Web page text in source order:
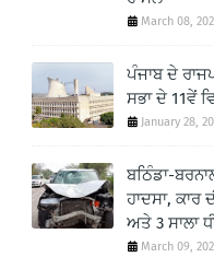
March 08,
ਪੰਜਾਬ ਦੇ
ਸਭਾ ਦੇ 11ਵੇਂ
January 28,
ਬਠਿੰਡਾ-
ਹਾਦਸਾ, ਕਾਰ
ਅਤੇ 3 ਸਾਲਾ
March 09,